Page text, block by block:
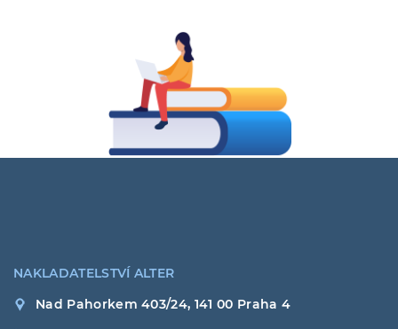
NAKLADATELSTVÍ ALTER
Nad Pahorkem 403/24, 141 00 Praha 4